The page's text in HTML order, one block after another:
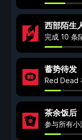
西部陌生
完成 10 条
蓄势待发
Red Dead
茶余饭后
参与所有小